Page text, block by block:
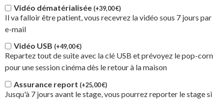
Vidéo dématérialisée (+39,00€)
Il va falloir être patient, vous recevrez la vidéo sous 7 jours par
e-mail
Vidéo USB (+49,00€)
Repartez tout de suite avec la clé USB et prévoyez le pop-corn
pour une session cinéma dès le retour à la maison
Assurance report (+25,00€)
Jusqu'à 7 jours avant le stage, vous pourrez reporter le stage si